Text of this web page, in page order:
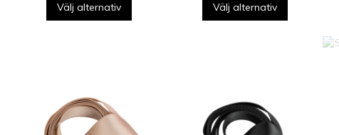
Välj alternativ Välj alternativ